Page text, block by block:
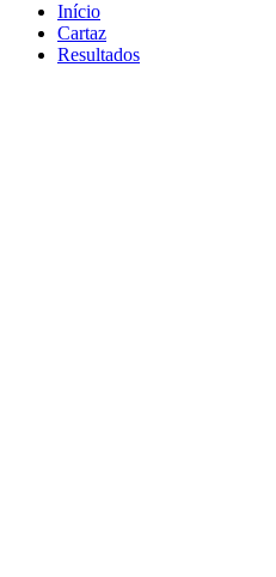
Início
Cartaz
Resultados